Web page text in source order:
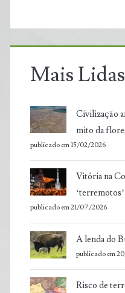
Mais Lidas
Civilização
mito da
publicado em 15/02/2026
Vitória na
publicado em 21/07/2026
A lenda do
publicado em
Risco de